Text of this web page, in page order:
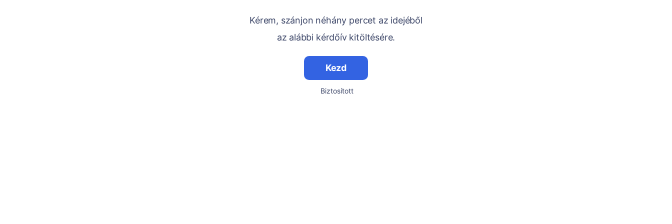
Kérem, szánjon néhány percet az idejéből
az alábbi kérdőív kitöltésére.
Kezd
Biztosított